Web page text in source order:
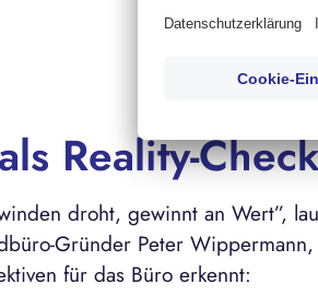
Reality-
droht, gewinnt an Wert”,
Gründer Peter
für das Büro erkennt: